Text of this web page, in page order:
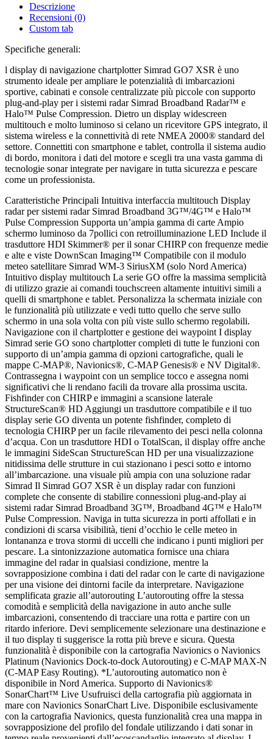
Descrizione
Recensioni (0)
Custom tab
Specifiche generali:
l display di navigazione chartplotter Simrad GO7 XSR è uno
strumento ideale per ampliare le potenzialità di imbarcazioni
sportive, cabinati e console centralizzate più piccole con supporto
plug-and-play per i sistemi radar Simrad Broadband Radar™ e
Halo™ Pulse Compression. Dietro un display widescreen
multitouch e molto luminoso si celano un ricevitore GPS integrato, il
sistema wireless e la connettività di rete NMEA 2000® standard del
settore. Connettiti con smartphone e tablet, controlla il sistema audio
di bordo, monitora i dati del motore e scegli tra una vasta gamma di
tecnologie sonar integrate per navigare in tutta sicurezza e pescare
come un professionista.
Caratteristiche Principali Intuitiva interfaccia multitouch Display
radar per sistemi radar Simrad Broadband 3G™/4G™ e Halo™
Pulse Compression Supporta un’ampia gamma di carte Ampio
schermo luminoso da 7pollici con retroilluminazione LED Include il
trasduttore HDI Skimmer® per il sonar CHIRP con frequenze medie
e alte e viste DownScan Imaging™ Compatibile con il modulo
meteo satellitare Simrad WM-3 SiriusXM (solo Nord America)
Intuitivo display multitouch La serie GO offre la massima semplicità
di utilizzo grazie ai comandi touchscreen altamente intuitivi simili a
quelli di smartphone e tablet. Personalizza la schermata iniziale con
le funzionalità più utilizzate e vedi tutto quello che serve sullo
schermo in una sola volta con più viste sullo schermo regolabili.
Navigazione con il chartplotter e gestione dei waypoint I display
Simrad serie GO sono chartplotter completi di tutte le funzioni con
supporto di un’ampia gamma di opzioni cartografiche, quali le
mappe C-MAP®, Navionics®, C-MAP Genesis® e NV Digital®.
Contrassegna i waypoint con un semplice tocco e assegna nomi
significativi che li rendano facili da trovare alla prossima uscita.
Fishfinder con CHIRP e immagini a scansione laterale
StructureScan® HD Aggiungi un trasduttore compatibile e il tuo
display serie GO diventa un potente fishfinder, completo di
tecnologia CHIRP per un facile rilevamento dei pesci nella colonna
d’acqua. Con un trasduttore HDI o TotalScan, il display offre anche
le immagini SideScan StructureScan HD per una visualizzazione
nitidissima delle strutture in cui stazionano i pesci sotto e intorno
all’imbarcazione. una visuale più ampia con una soluzione radar
Simrad Il Simrad GO7 XSR è un display radar con funzioni
complete che consente di stabilire connessioni plug-and-play ai
sistemi radar Simrad Broadband 3G™, Broadband 4G™ e Halo™
Pulse Compression. Naviga in tutta sicurezza in porti affollati e in
condizioni di scarsa visibilità, tieni d’occhio le celle meteo in
lontananza e trova stormi di uccelli che indicano i punti migliori per
pescare. La sintonizzazione automatica fornisce una chiara
immagine del radar in qualsiasi condizione, mentre la
sovrapposizione combina i dati del radar con le carte di navigazione
per una visione dei dintorni facile da interpretare. Navigazione
semplificata grazie all’autorouting L’autorouting offre la stessa
comodità e semplicità della navigazione in auto anche sulle
imbarcazioni, consentendo di tracciare una rotta e partire con un
ritardo inferiore. Devi semplicemente selezionare una destinazione e
il tuo display ti suggerisce la rotta più breve e sicura. Questa
funzionalità è disponibile con la cartografia Navionics o Navionics
Platinum (Navionics Dock-to-dock Autorouting) e C-MAP MAX-N
(C-MAP Easy Routing). *L’autorouting automatico non è
disponibile in Nord America. Supporto di Navionics®
SonarChart™ Live Usufruisci della cartografia più aggiornata in
mare con Navionics SonarChart Live. Disponibile esclusivamente
con la cartografia Navionics, questa funzionalità crea una mappa in
sovrapposizione del profilo del fondale utilizzando i dati sonar in